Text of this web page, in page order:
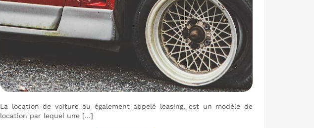
La location de voiture ou également appelé leasing, est un modèle de
location par lequel une […]